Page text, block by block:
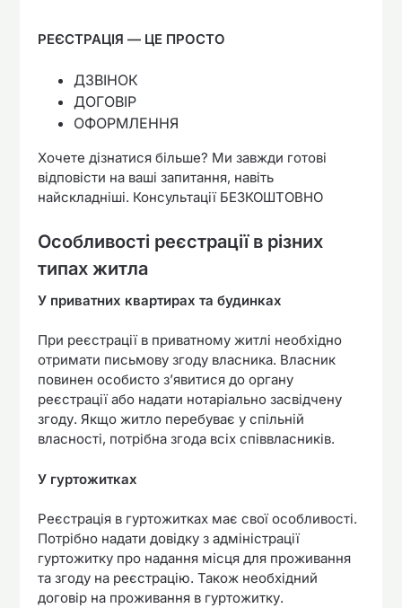
РЕЄСТРАЦІЯ — ЦЕ ПРОСТО
ДЗВІНОК
ДОГОВІР
ОФОРМЛЕННЯ
Хочете дізнатися більше? Ми завжди готові
відповісти на ваші запитання, навіть
найскладніші. Консультації БЕЗКОШТОВНО
Особливості реєстрації в різних
типах житла
У приватних квартирах та будинках
При реєстрації в приватному житлі необхідно
отримати письмову згоду власника. Власник
повинен особисто з’явитися до органу
реєстрації або надати нотаріально засвідчену
згоду. Якщо житло перебуває у спільній
власності, потрібна згода всіх співвласників.
У гуртожитках
Реєстрація в гуртожитках має свої особливості.
Потрібно надати довідку з адміністрації
гуртожитку про надання місця для проживання
та згоду на реєстрацію. Також необхідний
договір на проживання в гуртожитку.